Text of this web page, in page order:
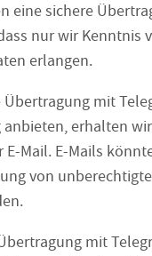
eine sichere
nur wir Kenntnis
erlangen.
mit
anbieten, erhalten
E-Mail. E-Mails
von
mit